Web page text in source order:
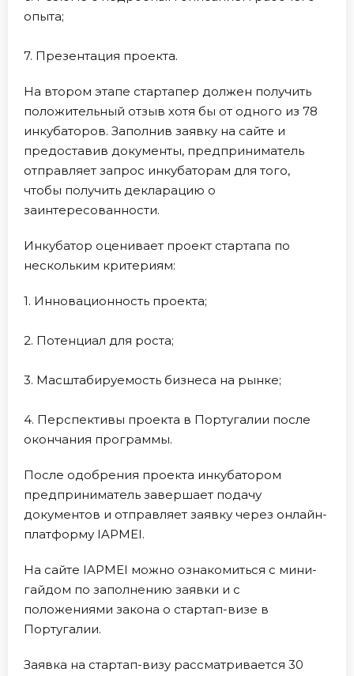
опыта;
7. Презентация проекта.
На втором этапе стартапер должен получить
положительный отзыв хотя бы от одного из 78
инкубаторов. Заполнив заявку на сайте и
предоставив документы, предприниматель
отправляет запрос инкубаторам для того,
чтобы получить декларацию о
заинтересованности.
Инкубатор оценивает проект стартапа по
нескольким критериям:
1. Инновационность проекта;
2. Потенциал для роста;
3. Масштабируемость бизнеса на рынке;
4. Перспективы проекта в Португалии после
окончания программы.
После одобрения проекта инкубатором
предприниматель завершает подачу
документов и отправляет заявку через онлайн-
платформу IAPMEI.
На сайте IAPMEI можно ознакомиться с мини-
гайдом по заполнению заявки и с
положениями закона о стартап-визе в
Португалии.
Заявка на стартап-визу рассматривается 30